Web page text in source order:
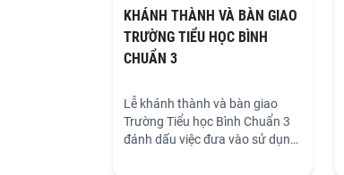
KHÁNH THÀNH VÀ BÀN GIAO
TRƯỜNG TIỂU HỌC BÌNH
CHUẨN 3
Lễ khánh thành và bàn giao
Trường Tiểu học Bình Chuẩn 3
đánh dấu việc đưa vào sử dụng